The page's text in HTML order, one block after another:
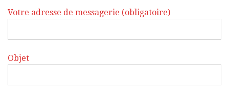
Votre adresse de messagerie (obligatoire)
Objet